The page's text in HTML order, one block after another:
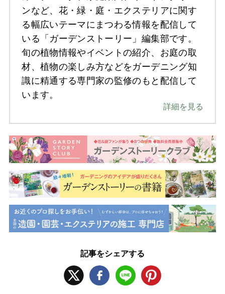
ンなど、花・緑・庭・エクステリアに関す
る幅広いテーマにまつわる情報を配信して
いる「ガーデンストーリー」編集部です。
旬の植物情報やイベントの紹介、お庭の取
材、植物の楽しみ方などをガーデニング知
識に精通する専門家の監修のもと配信して
います。
詳細を見る
記事をシェアする